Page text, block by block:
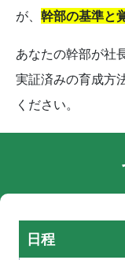
が、 幹部の基準と
あなたの幹部が社
実証済みの育成方
ください。
日程